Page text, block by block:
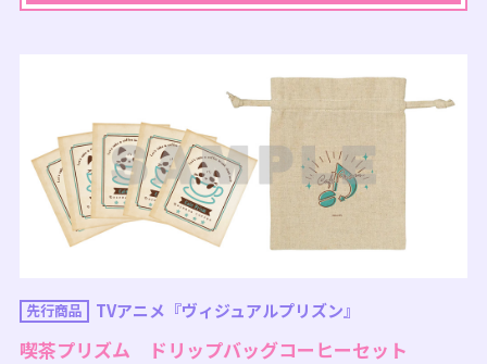
先行商品 TVアニメ『ヴィジュアルプリズン』
喫茶プリズム ドリップバッグコーヒーセット